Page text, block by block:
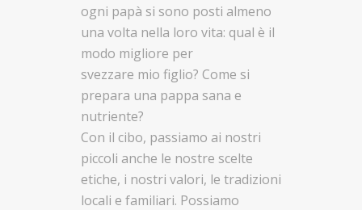
ogni papà si sono posti almeno
una volta nella loro vita: qual è il
modo migliore per
svezzare mio figlio? Come si
prepara una pappa sana e
nutriente?
Con il cibo, passiamo ai nostri
piccoli anche le nostre scelte
etiche, i nostri valori, le tradizioni
locali e familiari. Possiamo